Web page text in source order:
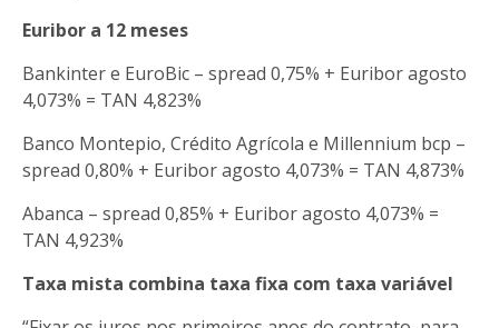
Euribor a 12 meses
Bankinter e EuroBic – spread 0,75% + Euribor agosto
4,073% = TAN 4,823%
Banco Montepio, Crédito Agrícola e Millennium bcp –
spread 0,80% + Euribor agosto 4,073% = TAN 4,873%
Abanca – spread 0,85% + Euribor agosto 4,073% =
TAN 4,923%
Taxa mista combina taxa fixa com taxa variável